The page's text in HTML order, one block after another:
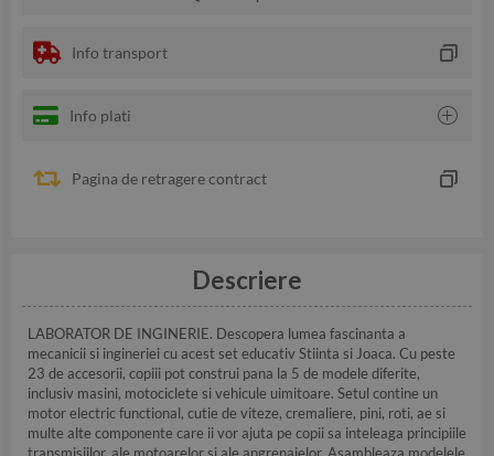
Info transport
Info plati
Pagina de retragere contract
Descriere
LABORATOR DE INGINERIE. Descopera lumea fascinanta a
mecanicii si ingineriei cu acest set educativ Stiinta si Joaca. Cu peste
23 de accesorii, copiii pot construi pana la 5 de modele diferite,
inclusiv masini, motociclete si vehicule uimitoare. Setul contine un
motor electric functional, cutie de viteze, cremaliere, pini, roti, ae si
multe alte componente care ii vor ajuta pe copii sa inteleaga principiile
transmisiilor, ale motoarelor si ale angrenajelor. Asambleaza modelele